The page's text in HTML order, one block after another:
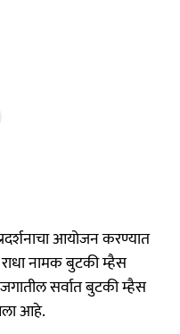
आयोजन करण्यात
नामक बुटकी म्हैस
सर्वात बुटकी म्हैस
आहे.